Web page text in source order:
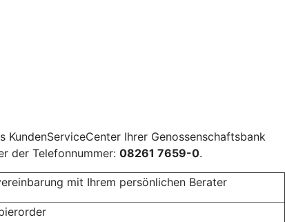
Ihrer Genossenschaftsbank
der Telefonnummer: 08261 7659-0.
mit Ihrem persönlichen Berater